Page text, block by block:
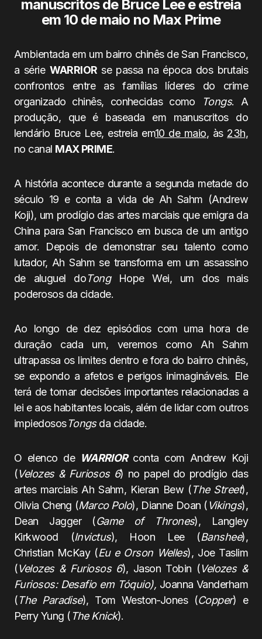
manuscritos de Bruce Lee e estreia
em 10 de maio no Max Prime
Ambientada em um bairro chinês de San Francisco,
a série WARRIORse passa na época dos brutais
confrontos entre as famílias líderes do crime
organizado chinês, conhecidas como
Tongs. A
produção, que é baseada em manuscritos do
lendário Bruce Lee, estreia em10 de maio, às 23h,
no canal MAX PRIME.
A história acontece durante a segunda metade do
século 19 e conta a vida de Ah Sahm (Andrew
Koji), um prodígio das artes marciais que emigra da
China para San Francisco em busca de um antigo
amor. Depois de demonstrar seu talento como
lutador, Ah Sahm se transforma em um assassino
de aluguel doTongHope Wei, um dos mais
poderosos da cidade.
Ao longo de dez episódios com uma hora de
duração cada um, veremos como Ah Sahm
ultrapassa os limites dentro e fora do bairro chinês,
se expondo a afetos e perigos inimagináveis. Ele
terá de tomar decisões importantes relacionadas a
lei e aos habitantes locais, além de lidar com outros
impiedososTongsda cidade.
O elenco deWARRIOR conta com Andrew Koji
(Velozes & Furiosos 6) no papel do prodígio das
artes marciais Ah Sahm, Kieran Bew (The Street),
Olivia Cheng (Marco Polo), Dianne Doan (Vikings),
Dean Jagger (Game of Thrones), Langley
Kirkwood (Invictus), Hoon Lee (Banshee),
Christian McKay (Eu e Orson Welles), Joe Taslim
(Velozes & Furiosos 6), Jason Tobin (Velozes &
Furiosos: Desafio em Tóquio), Joanna Vanderham
(The Paradise), Tom Weston-Jones (Copper) e
Perry Yung ( The Knick).